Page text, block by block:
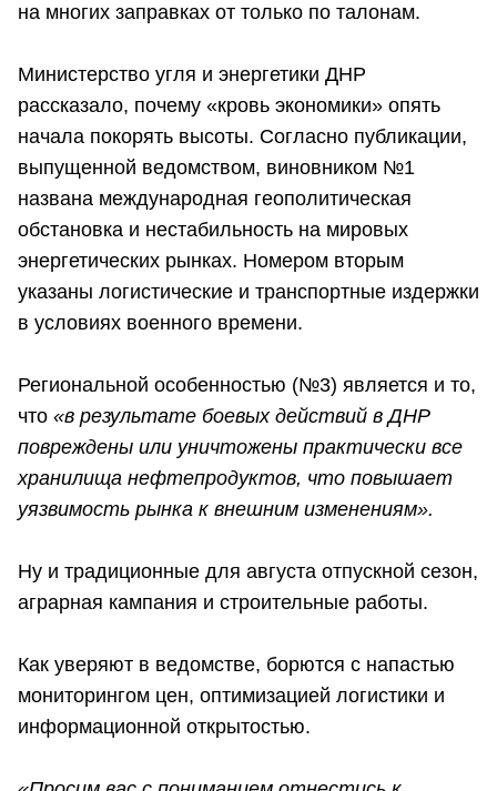
на многих заправках от только по талонам.
Министерство угля и энергетики ДНР
рассказало, почему «кровь экономики» опять
начала покорять высоты. Согласно публикации,
выпущенной ведомством, виновником №1
названа международная геополитическая
обстановка и нестабильность на мировых
энергетических рынках. Номером вторым
указаны логистические и транспортные издержки
в условиях военного времени.
Региональной особенностью (№3) является и то,
что «в результате боевых действий в ДНР
повреждены или уничтожены практически все
хранилища нефтепродуктов, что повышает
уязвимость рынка к внешним изменениям».
Ну и традиционные для августа отпускной сезон,
аграрная кампания и строительные работы.
Как уверяют в ведомстве, борются с напастью
мониторингом цен, оптимизацией логистики и
информационной открытостью.